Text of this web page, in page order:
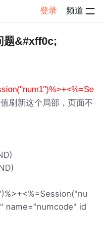
登录 频道
情
题&#xff0c;
刷新这个局部，页面不
name="numcode" id